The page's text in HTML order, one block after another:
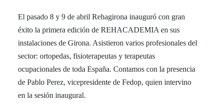
El pasado 8 y 9 de abril Rehagirona inauguró con gran
éxito la primera edición de REHACADEMIA en sus
instalaciones de Girona. Asistieron varios profesionales del
sector: ortopedas, fisioterapeutas y terapeutas
ocupacionales de toda España. Contamos con la presencia
de Pablo Perez, vicepresidente de Fedop, quien intervino
en la sesión inaugural.